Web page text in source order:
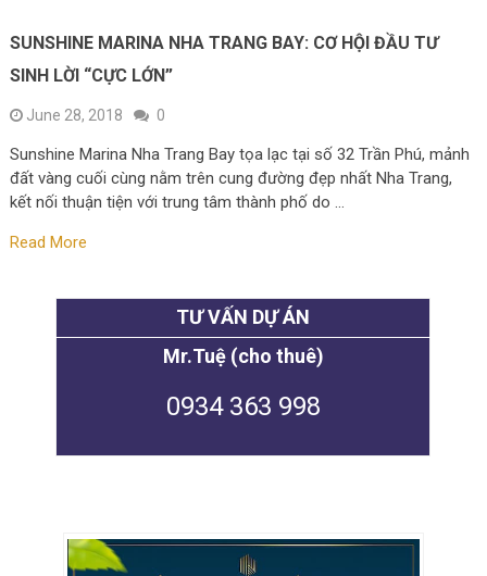
SUNSHINE MARINA NHA TRANG BAY: CƠ HỘI ĐẦU TƯ
SINH LỜI “CỰC LỚN”
June 28, 2018 0
Sunshine Marina Nha Trang Bay tọa lạc tại số 32 Trần Phú, mảnh
đất vàng cuối cùng nằm trên cung đường đẹp nhất Nha Trang,
kết nối thuận tiện với trung tâm thành phố do …
Read More
TƯ VẤN DỰ ÁN
Mr.Tuệ (cho thuê)
0934 363 998